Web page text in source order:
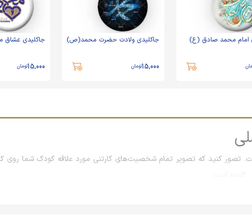
امام محمد صادق (ع) جاکلیدی ولادت حضرت محمد(ص)
15,000تومان
جاکلیدی
15,000تومان
تصور کنید که تصویر تمام شخصیت‌های کارتنی مورد علاقه کودک شما روی
کننده است.